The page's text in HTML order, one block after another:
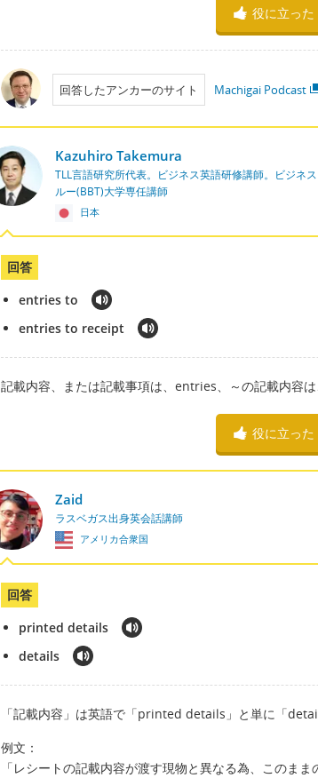
役に立った
回答したアンカーのサイト Machigai Podcast
Kazuhiro Takemura
TLL言語研究所代表。ビジネス英語研修講師。ビジネ
ルー(BBT)大学専任講師
日本
回答
entries to
entries to receipt
記載内容、または記載事項は、entries、～の記載内容
役に立った
Zaid
ラスベガス出身英会話講師
アメリカ合衆国
回答
printed details
details
「記載内容」は英語で「printed details」と単に「
例文：
「レシートの記載内容が渡す現物と異なる為、このまま